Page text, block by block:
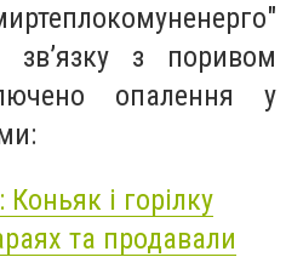
з поривом
опалення у
і горілку
та продавали